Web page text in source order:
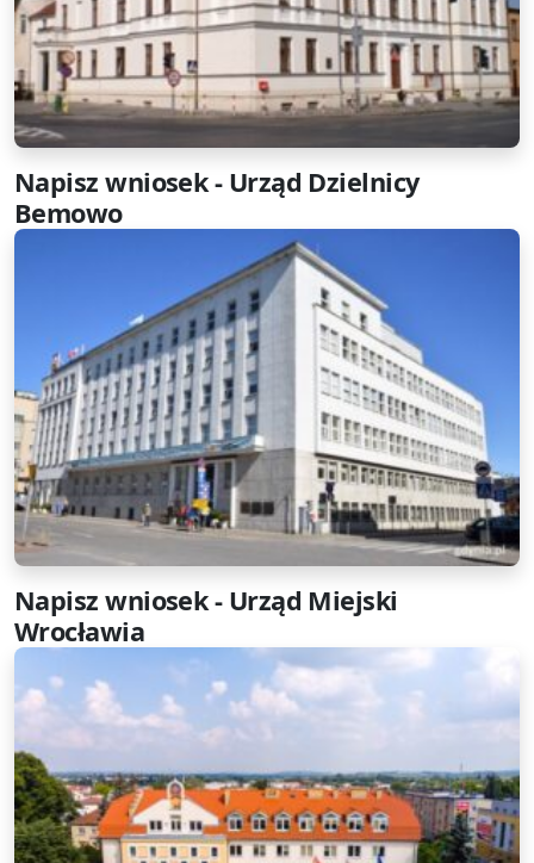
Napisz wniosek - Urząd Dzielnicy
Bemowo
Napisz wniosek - Urząd Miejski
Wrocławia